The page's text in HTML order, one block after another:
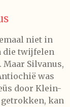
niet in
die twijfelen
Silvanus,
was
door Klein-
getrokken, kan